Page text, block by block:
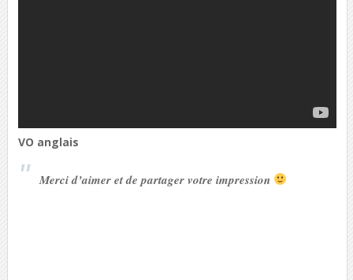
VO anglais
Merci d’aimer et de partager votre impression